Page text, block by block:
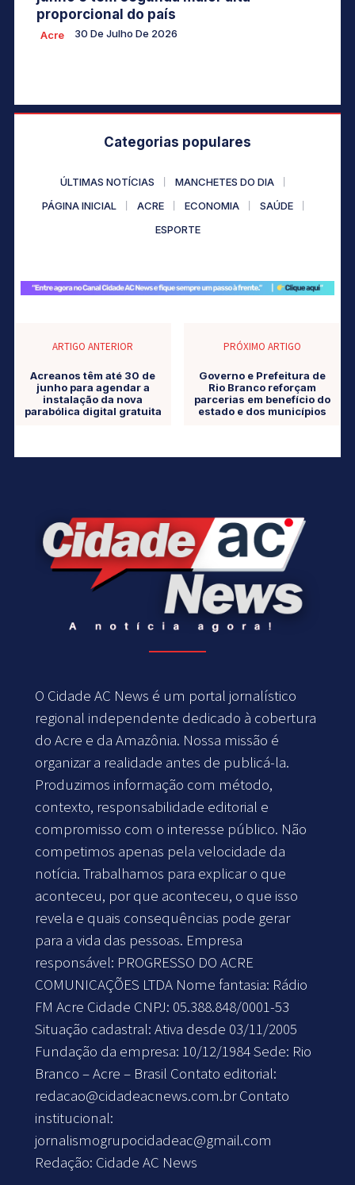
proporcional do país
Acre 30 De Julho De 2026
Categorias populares
ÚLTIMAS NOTÍCIAS
MANCHETES DO DIA
PÁGINA INICIAL
ACRE ECONOMIA
SAÚDE
ESPORTE
ARTIGO ANTERIOR
Acreanos têm até 30 de
junho para agendar a
instalação da nova
parabólica digital gratuita
PRÓXIMO ARTIGO
Governo e Prefeitura de
Rio Branco reforçam
parcerias em benefício do
estado e dos municípios
O Cidade AC News é um portal jornalístico
regional independente dedicado à cobertura
do Acre e da Amazônia. Nossa missão é
organizar a realidade antes de publicá-la.
Produzimos informação com método,
contexto, responsabilidade editorial e
compromisso com o interesse público. Não
competimos apenas pela velocidade da
notícia. Trabalhamos para explicar o que
aconteceu, por que aconteceu, o que isso
revela e quais consequências pode gerar
para a vida das pessoas. Empresa
responsável: PROGRESSO DO ACRE
COMUNICAÇÕES LTDA Nome fantasia: Rádio
FM Acre Cidade CNPJ: 05.388.848/0001-53
Situação cadastral: Ativa desde 03/11/2005
Fundação da empresa: 10/12/1984 Sede: Rio
Branco – Acre – Brasil Contato editorial:
redacao@cidadeacnews.com.brContato
institucional:
jornalismogrupocidadeac@gmail.com
Redação: Cidade AC News